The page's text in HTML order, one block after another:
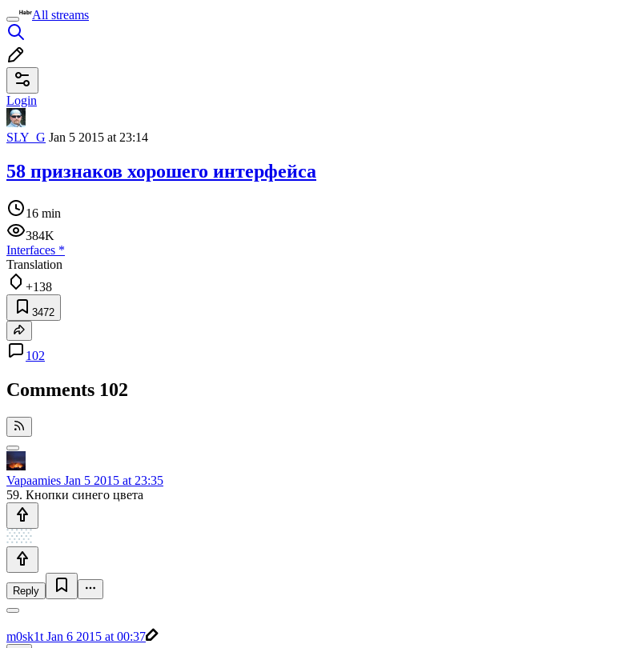
All streams
Login
SLY_G Jan 5 2015 at 23:14
58 признаков хорошего интерфейса
16 min
384K
Interfaces *
Translation
+138
3472
102
Comments 102
Vapaamies Jan 5 2015 at 23:35
59. Кнопки синего цвета
Reply
m0sk1t Jan 6 2015 at 00:37